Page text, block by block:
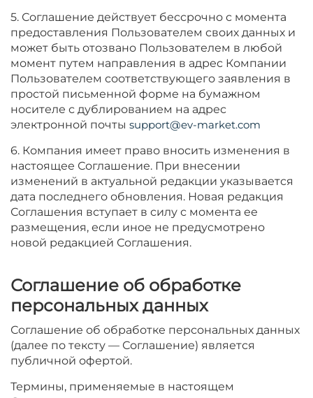
5. Соглашение действует бессрочно с момента
предоставления Пользователем своих данных и
может быть отозвано Пользователем в любой
момент путем направления в адрес Компании
Пользователем соответствующего заявления в
простой письменной форме на бумажном
носителе с дублированием на адрес
электронной почты support@ev-market.com
6. Компания имеет право вносить изменения в
настоящее Соглашение. При внесении
изменений в актуальной редакции указывается
дата последнего обновления. Новая редакция
Соглашения вступает в силу с момента ее
размещения, если иное не предусмотрено
новой редакцией Соглашения.
Соглашение об обработке
персональных данных
Соглашение об обработке персональных данных
(далее по тексту — Соглашение) является
публичной офертой.
Термины, применяемые в настоящем